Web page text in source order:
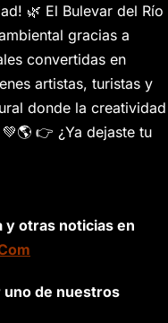
🌿 El Bulevar del Río
gracias a
convertidas en
artistas, turistas y
donde la creatividad
👉 ¿Ya dejaste tu
y otras noticias en
de nuestros